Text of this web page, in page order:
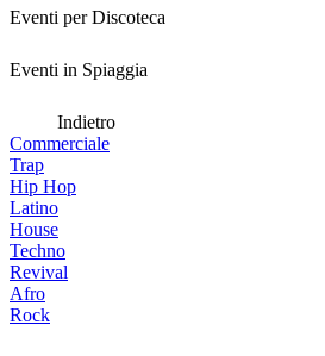
Eventi per Discoteca
Eventi in Spiaggia
Indietro
Commerciale
Trap
Hip Hop
Latino
House
Techno
Revival
Afro
Rock